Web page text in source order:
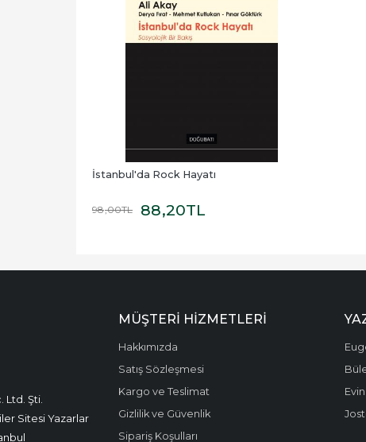
İstanbul'da Rock Hayatı
98,00TL 88,20TL
Ltd. Şti.
Sitesi Yazarlar
MÜŞTERI HIZMETLERI
Hakkımızda
Satış Sözleşmesi
Kargo ve Teslimat
Gizlilik ve Güvenlik
Sipariş Koşulları